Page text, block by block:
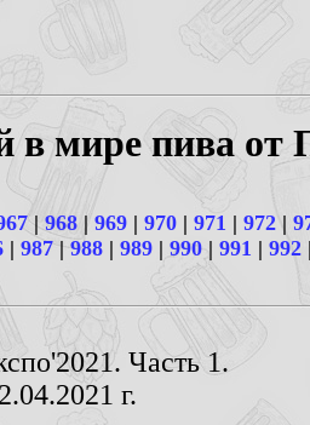
в мире пива от
| 968 | 969 | 970 | 971 | 972 |
| 987|988 | 989 | 990 | 991 | 992 |
Часть 1.
г.